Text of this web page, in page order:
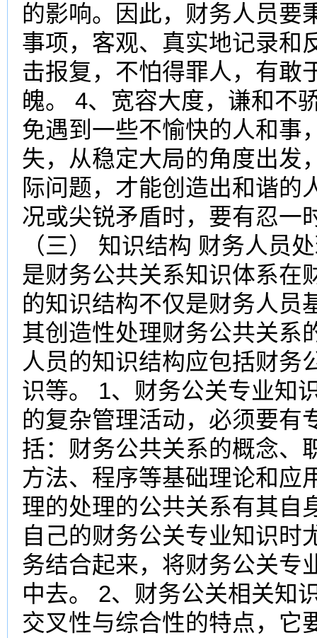
的影响。因此，财务人员要
事项，客观、真实地记录和
击报复，不怕得罪人，有敢
魄。 4、宽容大度，谦和不
免遇到一些不愉快的人和事
失，从稳定大局的角度出发
际问题，才能创造出和谐的
况或尖锐矛盾时，要有忍一
（三） 知识结构 财务人员
是财务公共关系知识体系在
的知识结构不仅是财务人员
其创造性处理财务公共关系
人员的知识结构应包括财务
识等。 1、财务公关专业知
的复杂管理活动，必须要有
括：财务公共关系的概念、
方法、程序等基础理论和应
理的处理的公共关系有其自
自己的财务公关专业知识时
务结合起来，将财务公关专
中去。 2、财务公关相关知
交叉性与综合性的特点，它